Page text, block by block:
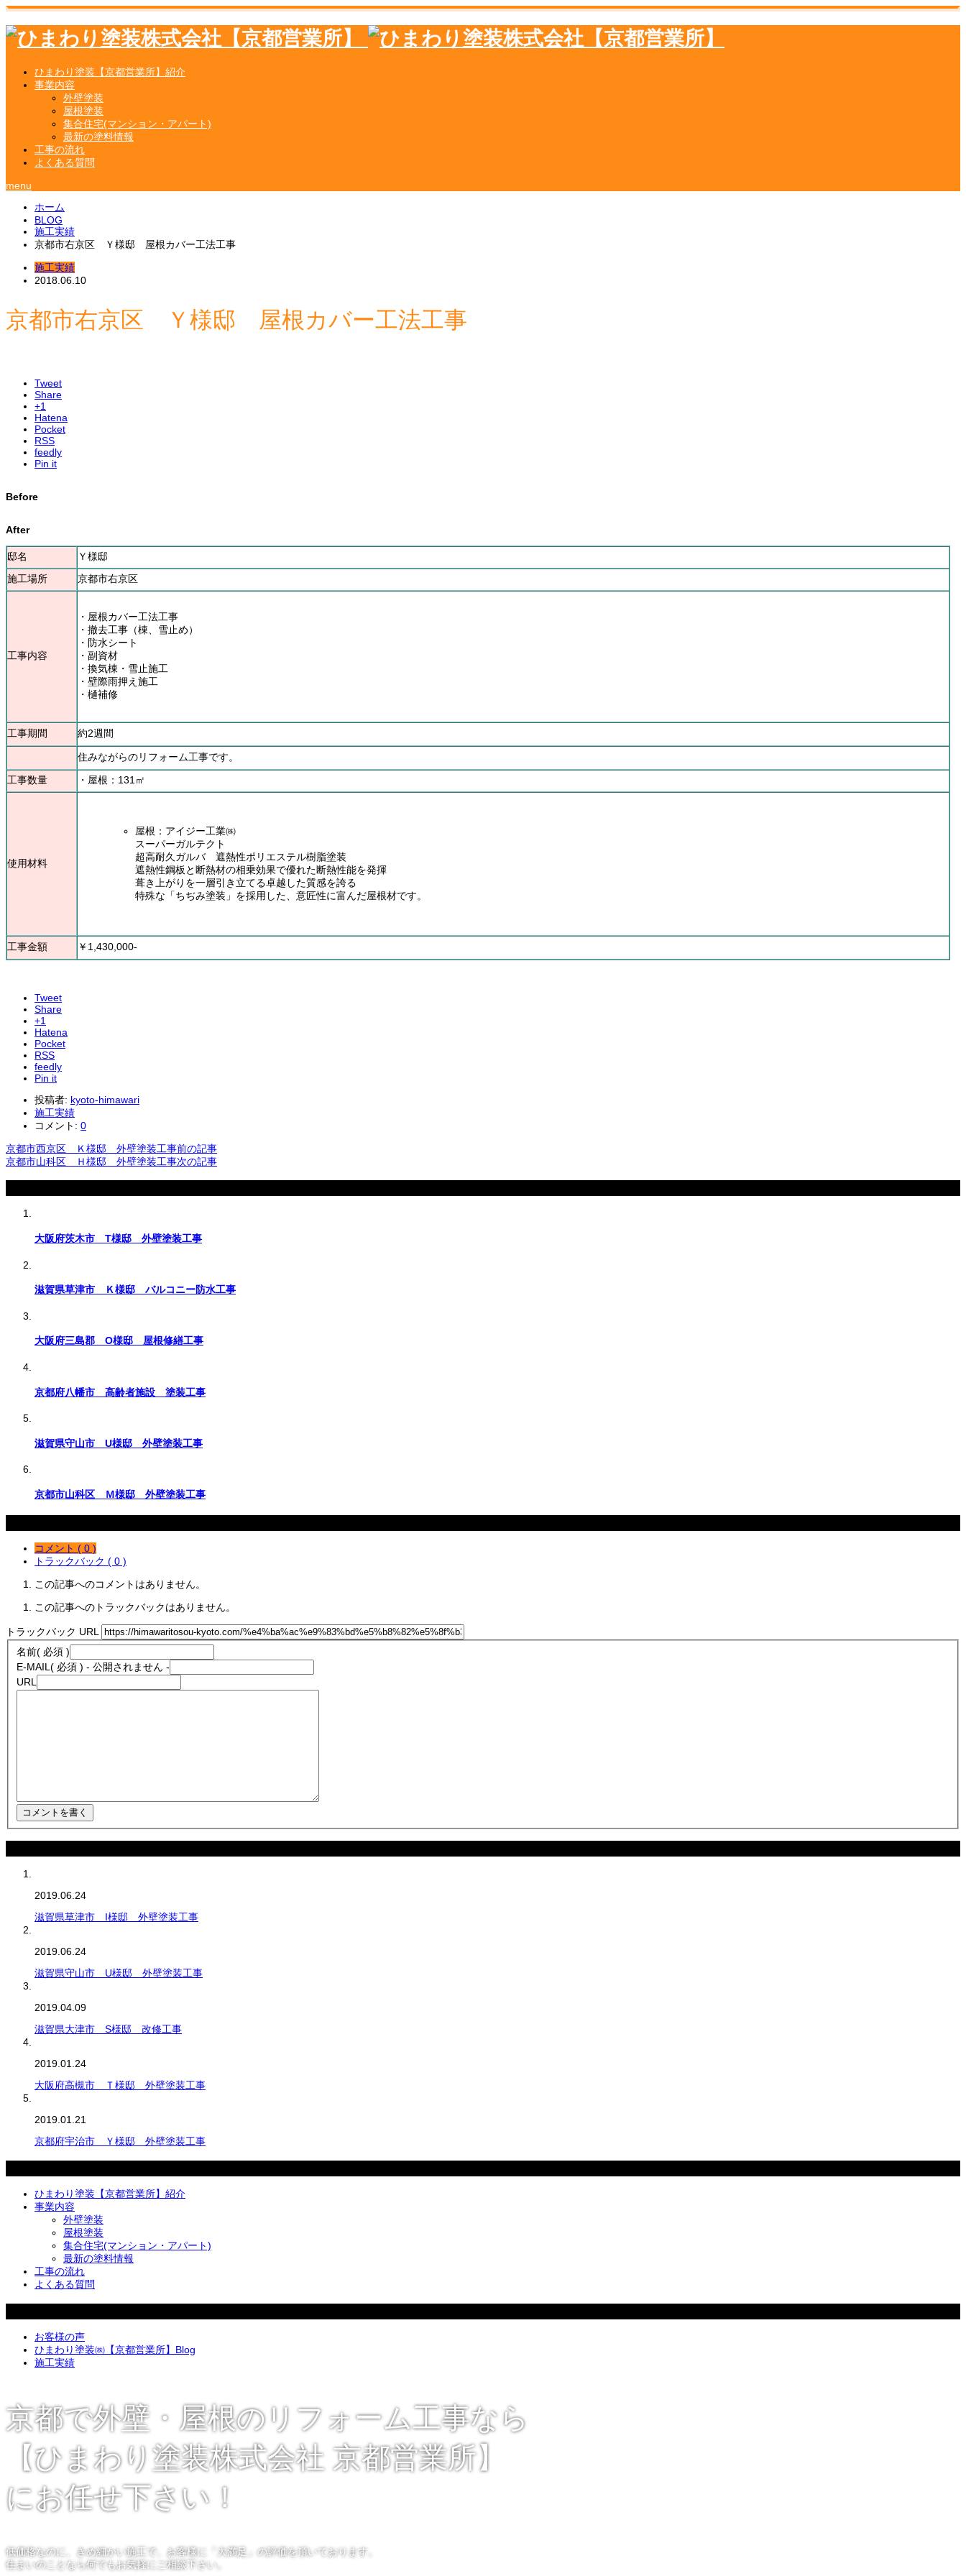
ひまわり塗装【京都営業所】紹介
事業内容
外壁塗装
屋根塗装
集合住宅(マンション・アパート)
最新の塗料情報
工事の流れ
よくある質問
menu
ホーム
BLOG
施工実績
京都市右京区 Ｙ様邸 屋根カバー工法工事
施工実績
2018.06.10
京都市右京区 Ｙ様邸 屋根カバー工法工事
Tweet
Share
+1
Hatena
Pocket
RSS
feedly
Pin it
Before
After
邸名
Ｙ様邸
施工場所
京都市右京区
工事内容
・屋根カバー工法工事
・撤去工事（棟、雪止め）
・防水シート
・副資材
・換気棟・雪止施工
・壁際雨押え施工
・樋補修
工事期間 約2週間
住みながらのリフォーム工事です。
工事数量
・屋根：131㎡
使用材料
屋根：アイジー工業㈱
スーパーガルテクト
超高耐久ガルバ 遮熱性ポリエステル樹脂塗装
遮熱性鋼板と断熱材の相乗効果で優れた断熱性能を発揮
葺き上がりを一層引き立てる卓越した質感を誇る
特殊な「ちぢみ塗装」を採用した、意匠性に富んだ屋根材です。
工事金額 ￥1,430,000-
Tweet
Share
+1
Hatena
Pocket
RSS
feedly
Pin it
投稿者: kyoto-himawari
施工実績
コメント: 0
京都市西京区 Ｋ様邸 外壁塗装工事前の記事
京都市山科区 Ｈ様邸 外壁塗装工事次の記事
大阪府茨木市 T様邸 外壁塗装工事
滋賀県草津市 Ｋ様邸 バルコニー防水工事
大阪府三島郡 O様邸 屋根修繕工事
京都府八幡市 高齢者施設 塗装工事
滋賀県守山市 U様邸 外壁塗装工事
京都市山科区 Ｍ様邸 外壁塗装工事
コメント ( 0 )
トラックバック ( 0 )
この記事へのコメントはありません。
この記事へのトラックバックはありません。
トラックバック URL
名前( 必須 )
E-MAIL ( 必須 ) - 公開されません -
URL
2019.06.24
滋賀県草津市 I様邸 外壁塗装工事
2019.06.24
滋賀県守山市 U様邸 外壁塗装工事
2019.04.09
滋賀県大津市 S様邸 改修工事
2019.01.24
大阪府高槻市 Ｔ様邸 外壁塗装工事
2019.01.21
京都府宇治市 Ｙ様邸 外壁塗装工事
ひまわり塗装【京都営業所】紹介
事業内容
外壁塗装
屋根塗装
集合住宅(マンション・アパート)
最新の塗料情報
工事の流れ
よくある質問
お客様の声
ひまわり塗装㈱【京都営業所】Blog
施工実績
京都で外壁・屋根のリフォーム工事なら
【ひまわり塗装株式会社 京都営業所】
にお任せ下さい！
低価格なのに、きめ細かい施工で、お客様に「大満足」の評価を頂いております。
住まいのことなら何でもお気軽にご相談下さい。